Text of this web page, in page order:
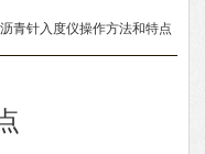
青针入度仪操作方法和特点